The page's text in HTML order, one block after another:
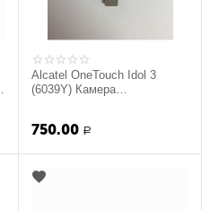
Alcatel OneTouch Idol 3
(6039Y) Камера
750.00 Р